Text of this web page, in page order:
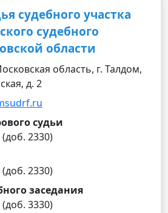
судебного участка
судебного
области
область, г. Талдом,
д. 2
судьи
(доб. 2330)
(доб. 2330)
заседания
(доб. 3330)